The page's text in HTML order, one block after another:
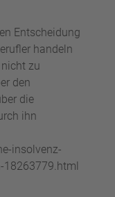
Entscheidung
handeln
zu
den
die
ihn
insolvenz-
18263779.html